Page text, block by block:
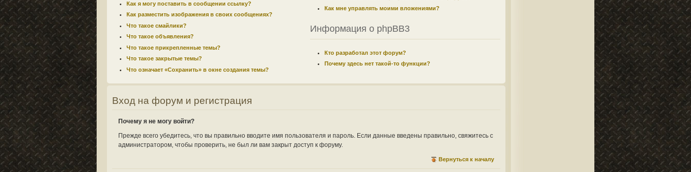
Как я могу поставить в сообщении ссылку?
Как разместить изображения в своих сообщениях?
Что такое смайлики?
Что такое объявления?
Что такое прикрепленные темы?
Что такое закрытые темы?
Что означает «Сохранить» в окне создания темы?
Как мне управлять моими вложениями?
Информация о phpBB3
Кто разработал этот форум?
Почему здесь нет такой-то функции?
Вход на форум и регистрация
Почему я не могу войти?
Прежде всего убедитесь, что вы правильно вводите имя пользователя и пароль. Если данные введены правильно, свяжитесь с
администратором, чтобы проверить, не был ли вам закрыт доступ к форуму.
Вернуться к началу